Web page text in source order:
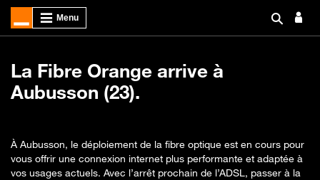
La Fibre Orange arrive à
Aubusson (23).
À Aubusson, le déploiement de la fibre optique est en cours pour
vous offrir une connexion internet plus performante et adaptée à
vos usages actuels. Avec l’arrêt prochain de l’ADSL, passer à la